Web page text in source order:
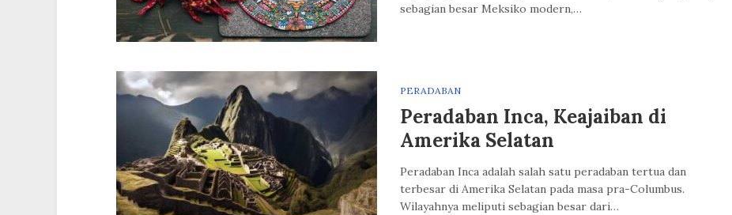
sebagian besar Meksiko modern,…
PERADABAN
Peradaban Inca, Keajaiban di
Amerika Selatan
Peradaban Inca adalah salah satu peradaban tertua dan
terbesar di Amerika Selatan pada masa pra-Columbus.
Wilayahnya meliputi sebagian besar dari…